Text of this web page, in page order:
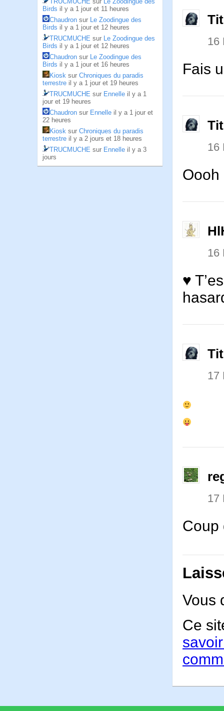
Birds il y a 1 jour et 11 heures
Chaudron sur Le Zoodingue des
Birds il y a 1 jour et 12 heures
TRUCMUCHE sur Le Zoodingue des
Birds il y a 1 jour et 12 heures
Chaudron sur Le Zoodingue des
Birds il y a 1 jour et 16 heures
Kiosk sur Chroniques du paradis
terrestre il y a 1 jour et 19 heures
TRUCMUCHE sur Ennelle il y a 1
jour et 19 heures
Chaudron sur Ennelle il y a 1 jour et
22 heures
Kiosk sur Chroniques du paradis
terrestre il y a 2 jours et 18 heures
TRUCMUCHE sur Ennelle il y a 3
jours
16
Fais
16
16
♥
17
17
Coup
Vous
Ce